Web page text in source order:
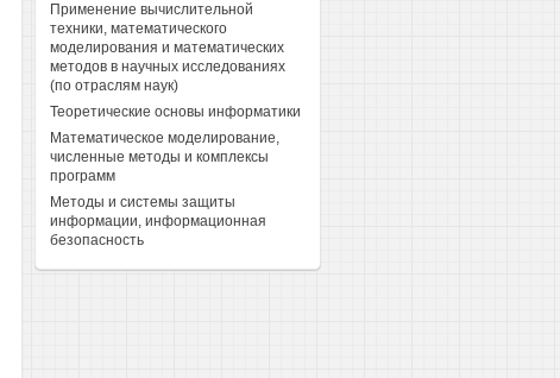
Применение вычислительной
техники, математического
моделирования и математических
методов в научных исследованиях
(по отраслям наук)
Теоретические основы информатики
Математическое моделирование,
численные методы и комплексы
программ
Методы и системы защиты
информации, информационная
безопасность